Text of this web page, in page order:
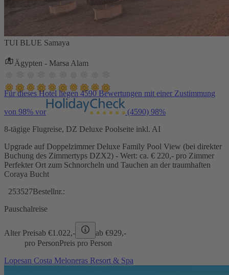
TUI BLUE Samaya
Ägypten - Marsa Alam
Für dieses Hotel liegen 4590 Bewertungen mit einer Zustimmung
von 98% vor (4590) 98%
8-tägige Flugreise, DZ Deluxe Poolseite inkl. AI
Upgrade auf Doppelzimmer Deluxe Family Pool View (bei direkter
Buchung des Zimmertyps DZX2) - Wert: ca. € 220,- pro Zimmer
Perfekter Ort zum Schnorcheln und Tauchen an der traumhaften
Coraya Bucht
253527Bestellnr.:
Pauschalreise
Alter Preisab €1.022,- ab €929,-
pro PersonPreis pro Person
Lopesan Costa Meloneras Resort & Spa